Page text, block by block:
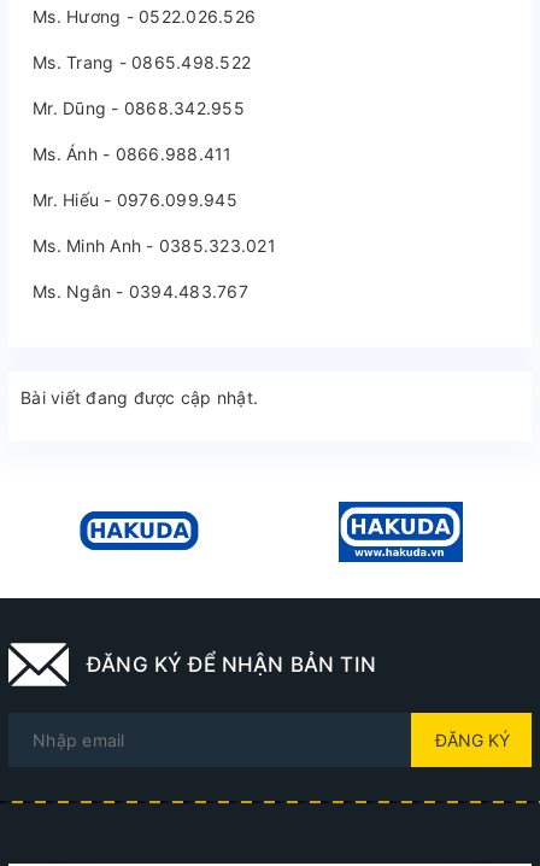
Ms. Hương - 0522.026.526
Ms. Trang - 0865.498.522
Mr. Dũng - 0868.342.955
Ms. Ánh - 0866.988.411
Mr. Hiếu - 0976.099.945
Ms. Minh Anh - 0385.323.021
Ms. Ngân - 0394.483.767
Bài viết đang được cập nhật.
ĐĂNG KÝ ĐỂ NHẬN BẢN TIN
ĐĂNG KÝ